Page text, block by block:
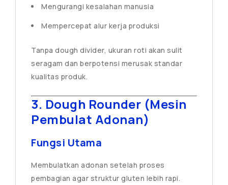
Mengurangi kesalahan manusia
Mempercepat alur kerja produksi
Tanpa dough divider, ukuran roti akan sulit
seragam dan berpotensi merusak standar
kualitas produk.
3. Dough Rounder (Mesin
Pembulat Adonan)
Fungsi Utama
Membulatkan adonan setelah proses
pembagian agar struktur gluten lebih rapi.